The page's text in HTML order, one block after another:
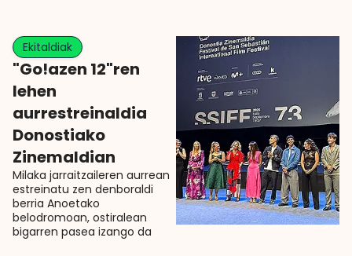
Ekitaldiak
"Go!azen 12"ren
lehen
aurrestreinaldia
Donostiako
Zinemaldian
Milaka jarraitzaileren aurrean
estreinatu zen denboraldi
berria Anoetako
belodromoan, ostiralean
bigarren pasea izango da